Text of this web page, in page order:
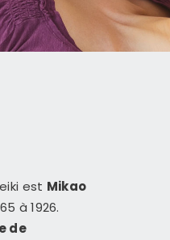
est Mikao
à 1926.
de